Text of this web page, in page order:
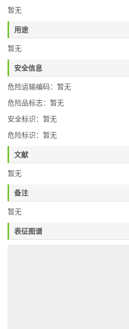
暂无
用途
暂无
安全信息
危险运输编码：暂无
危险品标志：暂无
安全标识：暂无
危险标识：暂无
文献
暂无
备注
暂无
表征图谱